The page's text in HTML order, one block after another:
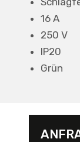
16 A
250 V
IP20
Grün